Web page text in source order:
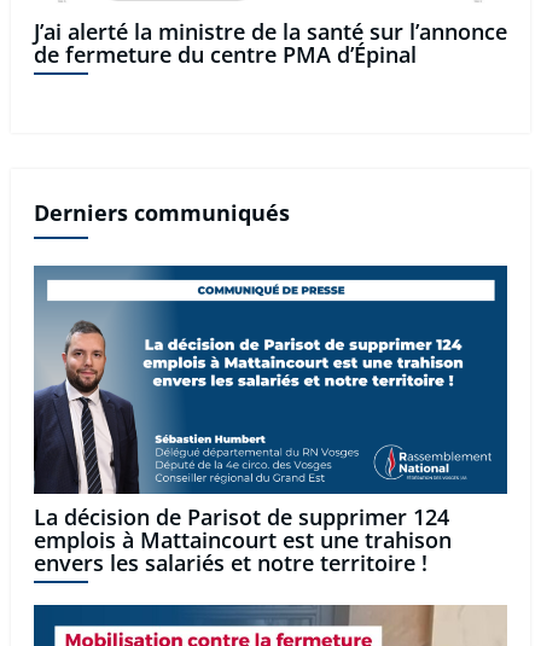
J’ai alerté la ministre de la santé sur l’annonce
de fermeture du centre PMA d’Épinal
Derniers communiqués
La décision de Parisot de supprimer 124
emplois à Mattaincourt est une trahison
envers les salariés et notre territoire !